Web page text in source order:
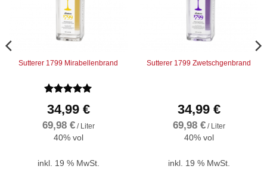
Sutterer 1799 Mirabellenbrand
mit5von
5
34,99 €
69,98 €/ Liter
40% vol
inkl. 19 % MwSt.
Sutterer 1799 Zwetschgenbrand
34,99 €
69,98 €/ Liter
40% vol
inkl. 19 % MwSt.